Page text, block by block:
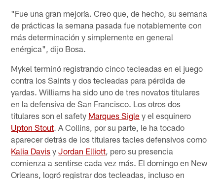
"Fue una gran mejoría. Creo que, de hecho, su semana
de prácticas la semana pasada fue notablemente con
más determinación y simplemente en general
enérgica", dijo Bosa.
Mykel terminó registrando cinco tecleadas en el juego
contra los Saints y dos tecleadas para pérdida de
yardas. Williams ha sido uno de tres novatos titulares
en la defensiva de San Francisco. Los otros dos
titulares son el safety Marques Sigle y el esquinero
Upton Stout. A Collins, por su parte, le ha tocado
aparecer detrás de los titulares tacles defensivos como
Kalia Davis yJordan Elliott , pero su presencia
comienza a sentirse cada vez más. El domingo en New
Orleans, logró registrar dos tecleadas, incluso en